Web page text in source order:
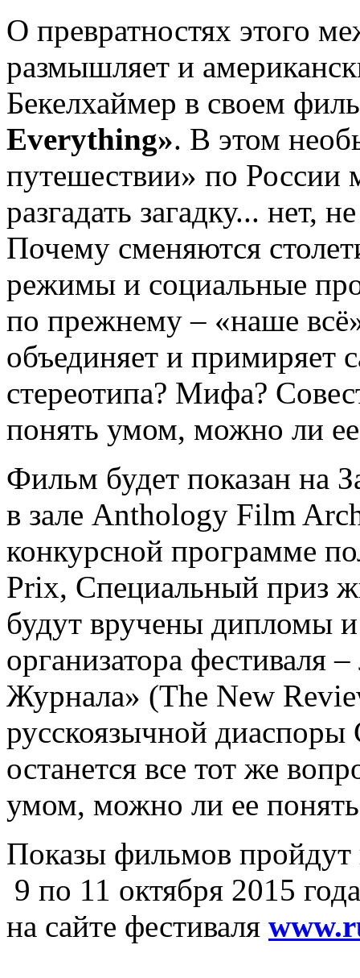
О превратностях этого
размышляет и
Бекелхаймер в своем
Everything». В этом
путешествии» по России
разгадать загадку... нет,
Почему сменяются
режимы и социальные
по прежнему – «наше
объединяет и примиряет
стереотипа? Мифа?
понять умом, можно ли
Фильм будет показан на
в зале Anthology Film
конкурсной программе
Prix, Специальный приз
будут вручены дипломы
организатора фестиваля
Журнала» (The New
русскоязычной
останется все тот же
умом, можно ли ее
Показы фильмов пройдут
9 по 11 октября 2015
на сайте фестиваля